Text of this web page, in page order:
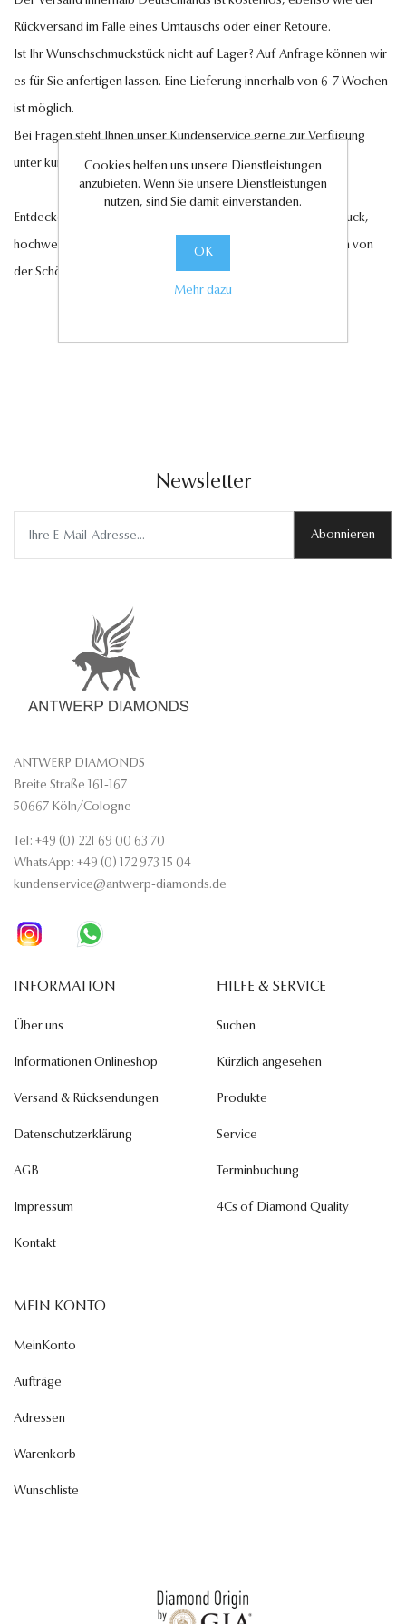
Rückversand im Falle eines Umtauschs oder einer Retoure.
Ist Ihr Wunschschmuckstück nicht auf Lager? Auf Anfrage können wir
es für Sie anfertigen lassen. Eine Lieferung innerhalb von 6-7 Wochen
ist möglich.
Bei Fragen steht Ihnen unser Kundenservice gerne zur Verfügung
unter kundenservice@antwerp-diamonds.de.
Entdecken Sie jetzt unsere exquisite Auswahl an Diamantschmuck,
hochwertigen Edelsteinen und edlen Perlen und lassen Sie sich von
der Schönheit und Eleganz unserer Kollektionen verzaubern.
Newsletter
Abonnieren
ANTWERP DIAMONDS
Breite Straße 161-167
50667 Köln/Cologne
Tel: +49 (0) 221 69 00 63 70
WhatsApp: +49 (0) 172 973 15 04
kundenservice@antwerp-diamonds.de
INFORMATION
Über uns
Informationen Onlineshop
Versand & Rücksendungen
Datenschutzerklärung
AGB
Impressum
Kontakt
HILFE & SERVICE
Suchen
Kürzlich angesehen
Produkte
Service
Terminbuchung
4Cs of Diamond Quality
MEIN KONTO
MeinKonto
Aufträge
Adressen
Warenkorb
Wunschliste
Cookies helfen uns unsere Dienstleistungen
anzubieten. Wenn Sie unsere Dienstleistungen
nutzen, sind Sie damit einverstanden.
OK
Mehr dazu